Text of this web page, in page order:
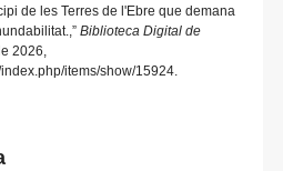
de les Terres de l'Ebre que demana
Biblioteca Digital de
2026,
items/show/15924